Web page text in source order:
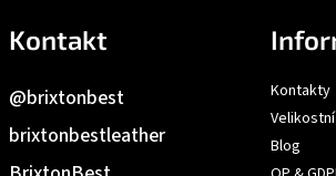
Kontakt
brixtonbestleather
@brixtonbest
Kontakty
Blog